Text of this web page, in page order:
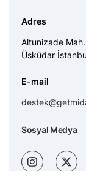
Adres
Altunizade
Üsküdar
E-mail
Sosyal Medya